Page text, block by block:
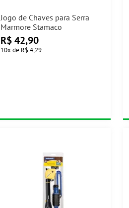
Jogo de Chaves para Serra
Marmore Stamaco
R$ 42,90
10x de R$ 4,29